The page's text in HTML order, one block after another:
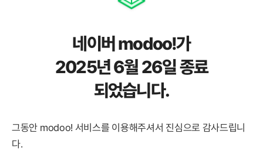
네이버 modoo!가
2025년 6월 26일 종료
되었습니다.
그동안 modoo! 서비스를 이용해주셔서 진심으로 감사드립니
다.